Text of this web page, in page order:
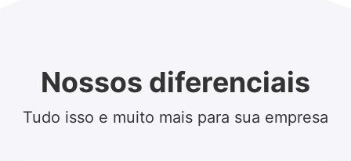
Nossos diferenciais
Tudo isso e muito mais para sua empresa